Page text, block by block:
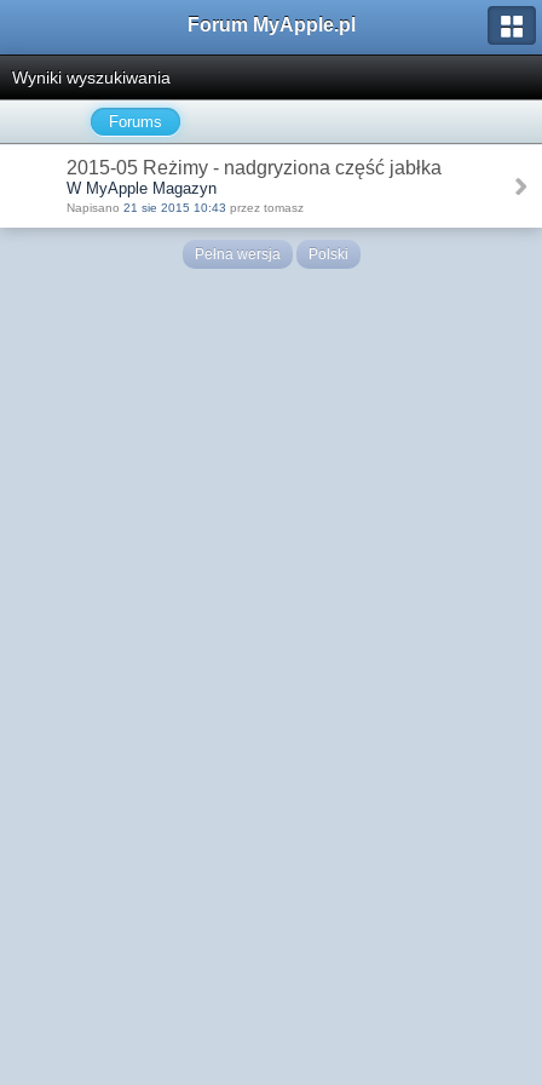
Forum MyApple.pl
Wyniki wyszukiwania
Forums
2015-05 Reżimy - nadgryziona część jabłka
W MyApple Magazyn
Napisano 21 sie 2015 10:43 przez tomasz
Pełna wersja Polski